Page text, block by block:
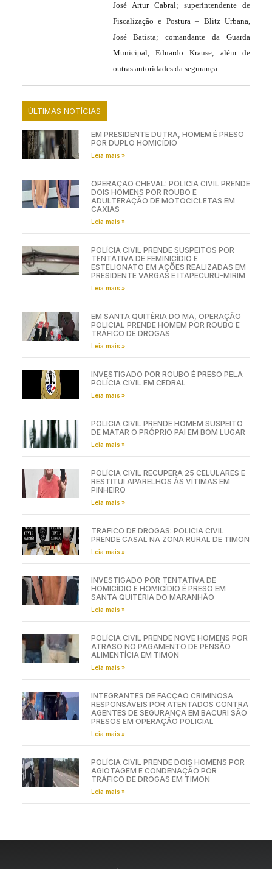
José Artur Cabral; superintendente de
Fiscalização e Postura – Blitz Urbana,
José Batista; comandante da Guarda
Municipal, Eduardo Krause, além de
outras autoridades da segurança.
ÚLTIMAS NOTÍCIAS
EM PRESIDENTE DUTRA, HOMEM É PRESO
POR DUPLO HOMICÍDIO
Leia mais »
OPERAÇÃO CHEVAL: POLÍCIA CIVIL PRENDE
DOIS HOMENS POR ROUBO E
ADULTERAÇÃO DE MOTOCICLETAS EM
CAXIAS
Leia mais »
POLÍCIA CIVIL PRENDE SUSPEITOS POR
TENTATIVA DE FEMINICÍDIO E
ESTELIONATO EM AÇÕES REALIZADAS EM
PRESIDENTE VARGAS E ITAPECURU-MIRIM
Leia mais »
EM SANTA QUITÉRIA DO MA, OPERAÇÃO
POLICIAL PRENDE HOMEM POR ROUBO E
TRÁFICO DE DROGAS
Leia mais »
INVESTIGADO POR ROUBO É PRESO PELA
POLÍCIA CIVIL EM CEDRAL
Leia mais »
POLÍCIA CIVIL PRENDE HOMEM SUSPEITO
DE MATAR O PRÓPRIO PAI EM BOM LUGAR
Leia mais »
POLÍCIA CIVIL RECUPERA 25 CELULARES E
RESTITUI APARELHOS ÀS VÍTIMAS EM
PINHEIRO
Leia mais »
TRÁFICO DE DROGAS: POLÍCIA CIVIL
PRENDE CASAL NA ZONA RURAL DE TIMON
Leia mais »
INVESTIGADO POR TENTATIVA DE
HOMICÍDIO E HOMICÍDIO É PRESO EM
SANTA QUITÉRIA DO MARANHÃO
Leia mais »
POLÍCIA CIVIL PRENDE NOVE HOMENS POR
ATRASO NO PAGAMENTO DE PENSÃO
ALIMENTÍCIA EM TIMON
Leia mais »
INTEGRANTES DE FACÇÃO CRIMINOSA
RESPONSÁVEIS POR ATENTADOS CONTRA
AGENTES DE SEGURANÇA EM BACURI SÃO
PRESOS EM OPERAÇÃO POLICIAL
Leia mais »
POLÍCIA CIVIL PRENDE DOIS HOMENS POR
AGIOTAGEM E CONDENAÇÃO POR
TRÁFICO DE DROGAS EM TIMON
Leia mais »